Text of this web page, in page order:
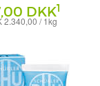
DKK1
2.340,00 / 1kg